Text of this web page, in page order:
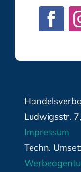
Ludwigsstr.
Impressum
Techn.